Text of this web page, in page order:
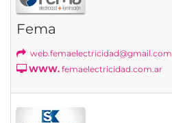
Fema
web.femaelectricidad@gmail.com
WWW. femaelectricidad.com.ar